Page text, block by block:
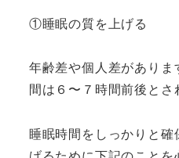
①睡眠の質を上げる
年齢差や個人差があり
間は６〜７時間前後とさ
睡眠時間をしっかりと